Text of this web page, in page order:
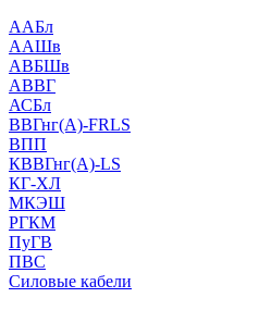
ААБл
ААШв
АВБШв
АВВГ
АСБл
ВВГнг(А)-FRLS
ВПП
КВВГнг(А)-LS
КГ-ХЛ
МКЭШ
РГКМ
ПуГВ
ПВС
Силовые кабели